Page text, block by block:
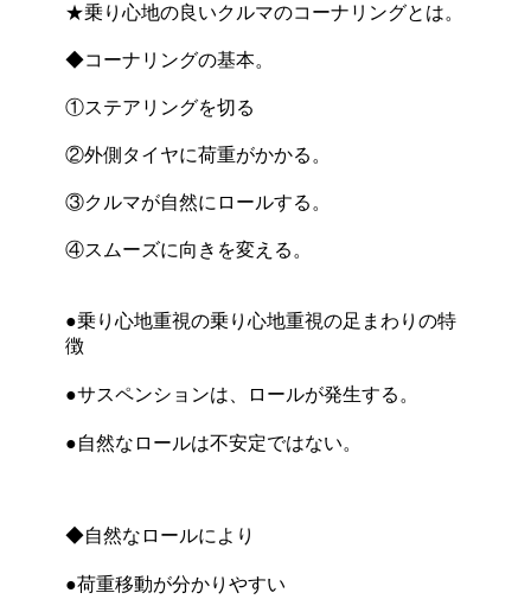
★乗り心地の良いクルマのコーナリングとは。
◆コーナリングの基本。
①ステアリングを切る
②外側タイヤに荷重がかかる。
③クルマが自然にロールする。
④スムーズに向きを変える。
●乗り心地重視の乗り心地重視の足まわりの特
徴
●サスペンションは、ロールが発生する。
●自然なロールは不安定ではない。
◆自然なロールにより
●荷重移動が分かりやすい